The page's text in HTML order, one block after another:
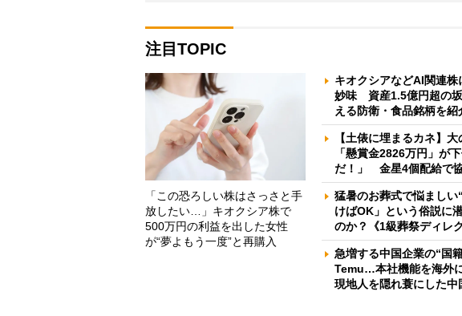
注目TOPIC
「この恐ろしい株はさっさと手
放したい…」キオクシア株で
500万円の利益を出した女性
が“夢よもう一度”と再購入
キオクシアなどAI関連
妙味 資産1.5億円超の
える防衛・食品銘柄を紹
【土俵に埋まるカネ】
「懸賞金2826万円」が
だ！」 金星4個配給で
猛暑のお葬式で悩まし
けばOK」という俗説に
のか？《1級葬祭ディレ
急増する中国企業の“国
Temu…本社機能を海外
現地人を隠れ蓑にした